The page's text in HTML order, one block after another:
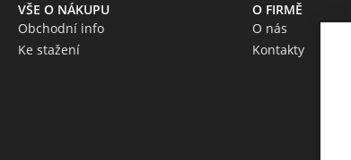
VŠE O NÁKUPU
Obchodní info
Ke stažení
O FIRMĚ
O nás
Kontakty